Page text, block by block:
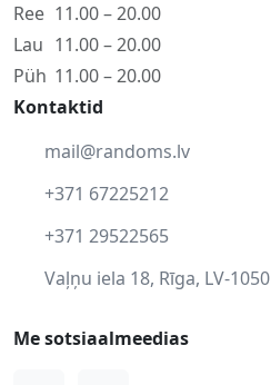
Ree 11.00 – 20.00
Lau 11.00 – 20.00
Püh 11.00 – 20.00
Kontaktid
mail@randoms.lv
+371 67225212
+371 29522565
Vaļņu iela 18, Rīga, LV-1050
Me sotsiaalmeedias